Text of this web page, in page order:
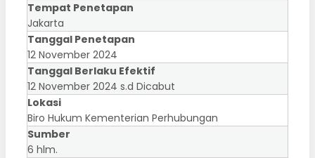
Tempat Penetapan
Jakarta
Tanggal Penetapan
12 November 2024
Tanggal Berlaku Efektif
12 November 2024 s.d Dicabut
Lokasi
Biro Hukum Kementerian Perhubungan
Sumber
6 hlm.